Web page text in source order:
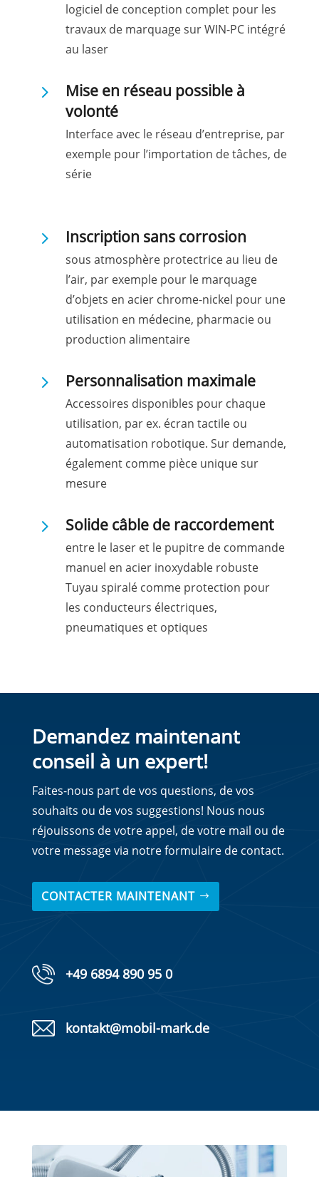
logiciel de conception complet pour les
travaux de marquage sur WIN-PC intégré
au laser
5
Mise en réseau possible à
volonté
Interface avec le réseau d’entreprise, par
exemple pour l’importation de tâches, de
série
5 Inscription sans corrosion
sous atmosphère protectrice au lieu de
l’air, par exemple pour le marquage
d’objets en acier chrome-nickel pour une
utilisation en médecine, pharmacie ou
production alimentaire
5 Personnalisation maximale
Accessoires disponibles pour chaque
utilisation, par ex. écran tactile ou
automatisation robotique. Sur demande,
également comme pièce unique sur
mesure
5 Solide câble de raccordement
entre le laser et le pupitre de commande
manuel en acier inoxydable robuste
Tuyau spiralé comme protection pour
les conducteurs électriques,
pneumatiques et optiques
Demandez maintenant
conseil à un expert!
Faites-nous part de vos questions, de vos
souhaits ou de vos suggestions! Nous nous
réjouissons de votre appel, de votre mail ou de
votre message via notre formulaire de contact.
CONTACTER MAINTENANT
+49 6894 890 95 0
kontakt@mobil-mark.de